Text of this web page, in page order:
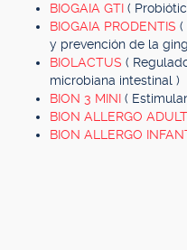
BIOGAIA GTI (
BIOGAIA PRODENTIS (
y prevención de la
BIOLACTUS (
microbiana intestinal )
BION 3 MINI (
BION ALLERGO
BION ALLERGO